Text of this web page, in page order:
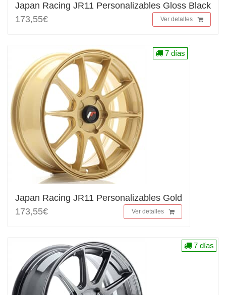
Japan Racing JR11 Personalizables Gloss Black
173,55€
Ver detalles
Japan Racing JR11 Personalizables Gold
173,55€
Ver detalles
7 días
7 días